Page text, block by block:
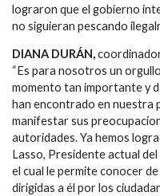
lograron que el gobierno
no siguieran pescando
DIANA DURÁN,
“Es para nosotros un
momento tan importante y
han encontrado en nuestra
manifestar sus
autoridades. Ya hemos
Lasso, Presidente actual
el cual le permite conocer
dirigidas a él por los